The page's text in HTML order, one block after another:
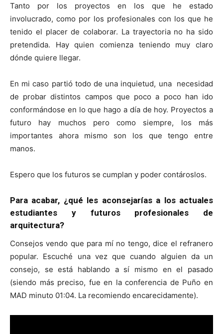
Tanto por los proyectos en los que he estado
involucrado, como por los profesionales con los que he
tenido el placer de colaborar. La trayectoria no ha sido
pretendida. Hay quien comienza teniendo muy claro
dónde quiere llegar.
En mi caso partió todo de una inquietud, una necesidad
de probar distintos campos que poco a poco han ido
conformándose en lo que hago a día de hoy. Proyectos a
futuro hay muchos pero como siempre, los más
importantes ahora mismo son los que tengo entre
manos.
Espero que los futuros se cumplan y poder contároslos.
Para acabar, ¿qué les aconsejarías a los actuales
estudiantes y futuros profesionales de
arquitectura?
Consejos vendo que para mí no tengo, dice el refranero
popular. Escuché una vez que cuando alguien da un
consejo, se está hablando a sí mismo en el pasado
(siendo más preciso, fue en la conferencia de Puño en
MAD minuto 01:04. La recomiendo encarecidamente).